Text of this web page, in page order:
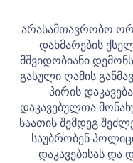
არასამთავრობო
დახმარების
მშვიდობიანი
გასული ღამის
პირის
დაკავებულთა
საათის შემდეგ
საუბრობენ
დაკავებისას და